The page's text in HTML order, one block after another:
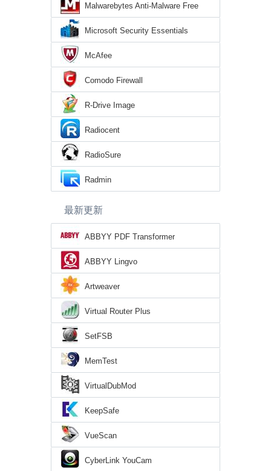
Malwarebytes Anti-Malware Free
Microsoft Security Essentials
McAfee
Comodo Firewall
R-Drive Image
Radiocent
RadioSure
Radmin
最新更新
ABBYY PDF Transformer
ABBYY Lingvo
Artweaver
Virtual Router Plus
SetFSB
MemTest
VirtualDubMod
KeepSafe
VueScan
CyberLink YouCam